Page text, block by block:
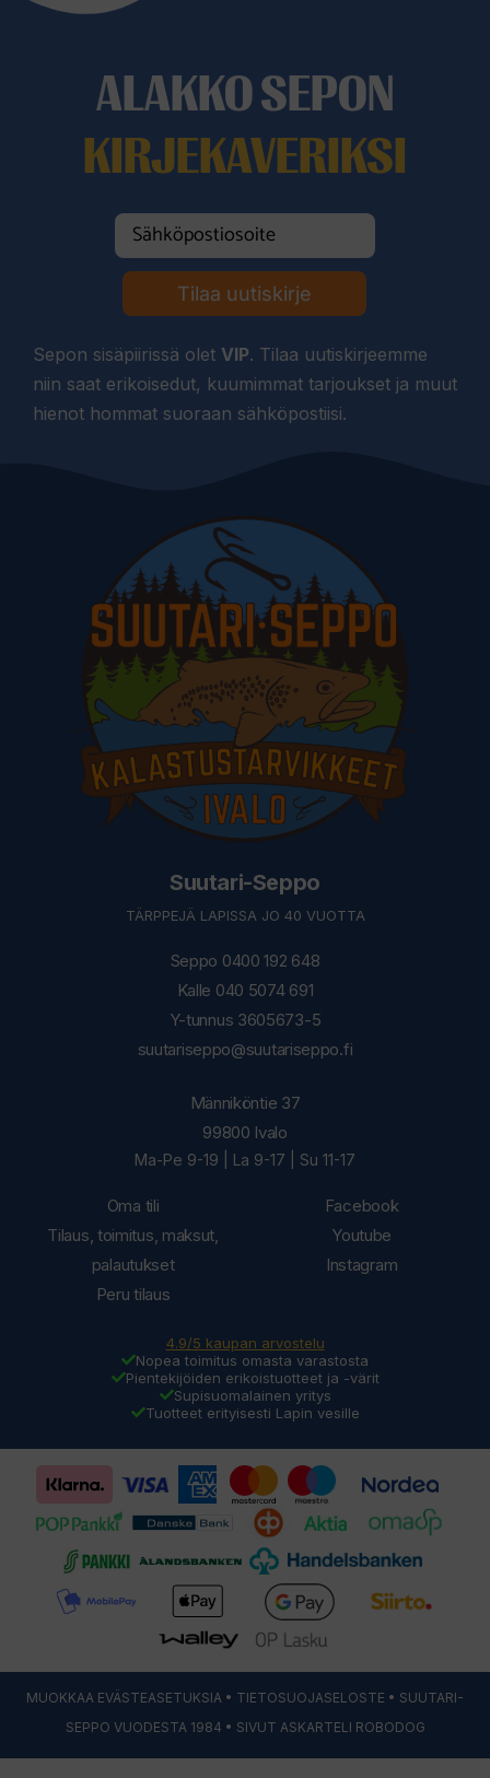
ALAKKO SEPON
KIRJEKAVERIKSI
Tilaa uutiskirje
Sepon sisäpiirissä olet VIP. Tilaa uutiskirjeemme
niin saat erikoisedut, kuumimmat tarjoukset ja muut
hienot hommat suoraan sähköpostiisi.
Suutari-Seppo
TÄRPPEJÄ LAPISSA JO 40 VUOTTA
Seppo 0400 192 648
Kalle 040 5074 691
Y-tunnus 3605673-5
suutariseppo@suutariseppo.fi
Oma tili
Tilaus, toimitus, maksut,
palautukset
Peru tilaus
Männiköntie 37
99800 Ivalo
Ma-Pe 9-19 | La 9-17 | Su 11-17
Facebook
Youtube
Instagram
4.9/5 kaupan arvostelu
Nopea toimitus omasta varastosta
Pientekijöiden erikoistuotteet ja -värit
Supisuomalainen yritys
Tuotteet erityisesti Lapin vesille
MUOKKAA EVÄSTEASETUKSIA • TIETOSUOJASELOSTE • SUUTARI-
SEPPO VUODESTA 1984 • SIVUT ASKARTELI ROBODOG